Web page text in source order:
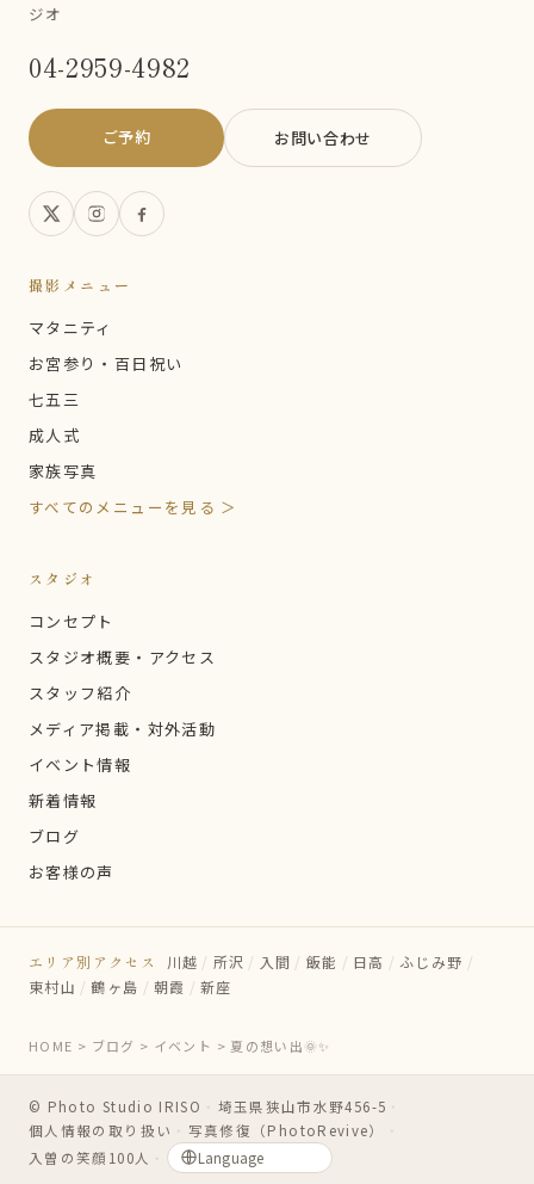
ジオ
04-2959-4982
ご予約 お問い合わせ
撮影メニュー
マタニティ
お宮参り・百日祝い
七五三
成人式
家族写真
すべてのメニューを見る ＞
スタジオ
コンセプト
スタジオ概要・アクセス
スタッフ紹介
メディア掲載・対外活動
イベント情報
新着情報
ブログ
お客様の声
エリア別アクセス 川越 / 所沢 / 入間 / 飯能 / 日高 / ふじみ野 /
東村山 / 鶴ヶ島 / 朝霞 / 新座
HOME > ブログ > イベント > 夏の想い出🌞✨
© Photo Studio IRISO ・ 埼玉県狭山市水野456-5 ・
個人情報の取り扱い ・ 写真修復（PhotoRevive）
・
入曽の笑顔100人 ・